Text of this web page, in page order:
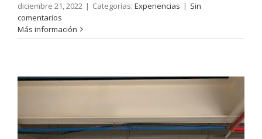
diciembre 21, 2022 | Categorías: Experiencias | Sin
comentarios
Más información